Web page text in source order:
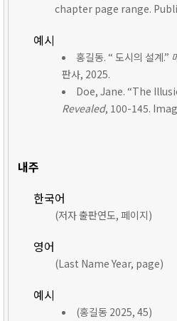
chapter page range.
예시
홍길동. “ 도시의 설계.”
판사, 2025.
Doe, Jane. “The
Revealed, 100-145.
내주
한국어
(저자 출판연도, 페이지)
영어
(Last Name Year, page)
예시
(홍길동 2025, 45)